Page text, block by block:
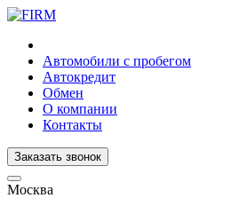
Автомобили с пробегом
Автокредит
Обмен
О компании
Контакты
Заказать звонок
Москва